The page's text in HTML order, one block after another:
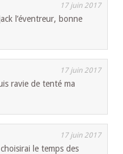
17 juin 2017
l’éventreur, bonne
17 juin 2017
ravie de tenté ma
17 juin 2017
le temps des